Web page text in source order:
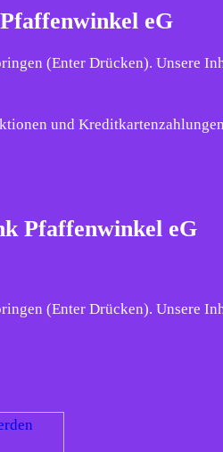
eG
(Enter Drücken). Unsere
und
Pfaffenwinkel eG
(Enter Drücken). Unsere